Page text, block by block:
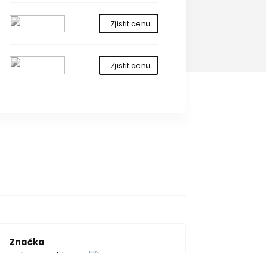
Zjistit cenu
Zjistit cenu
Značka